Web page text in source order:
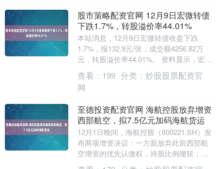
股市策略配资官网 12月9日宏微转债
下跌1.7%，转股溢价率44.01%
本站消息，12月9日宏微转债收盘下跌
1.7%，报132.9元/张，成交额4256.82万
元，转股溢价率44.01%。 资料显示，宏微
转债信用级别为“A”，债券期....
查看： 199 分类： 炒股股票配资官
网
至德投资配资官网 海航控股放弃增资
西部航空，拟7.5亿元加码海航货运
12月1日晚间，海航控股（600221.SH）发
布两项增资决议：一方面放弃此前西部航
空增资的优先认缴权，持股比例腰斩；另
一方面拟以7.5亿元自有资金加码货运业